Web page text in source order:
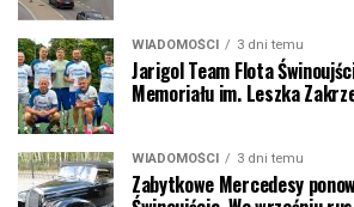
WIADOMOŚCI 3 dni temu
Jarigol Team Flota
Memoriału im. Leszka
WIADOMOŚCI 3 dni temu
Zabytkowe Mercedesy